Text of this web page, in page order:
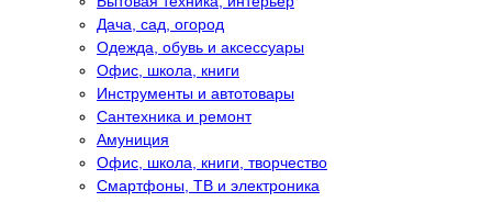
Дача, сад, огород
Одежда, обувь и аксессуары
Офис, школа, книги
Инструменты и автотовары
Сантехника и ремонт
Амуниция
Офис, школа, книги, творчество
Смартфоны, ТВ и электроника